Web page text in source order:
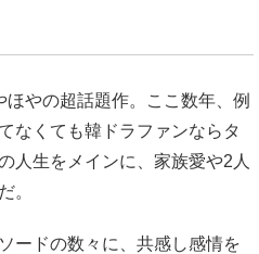
ほやの超話題作。ここ数年、例
なくても韓ドラファンならタ
人生をメインに、家族愛や2人
。
ードの数々に、共感し感情を